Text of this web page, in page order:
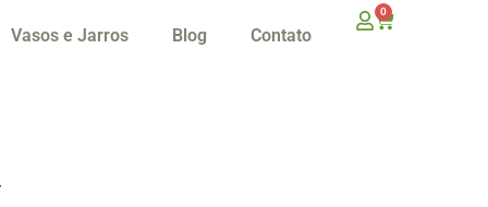
Vasos e Jarros Blog Contato
0